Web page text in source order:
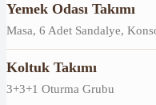
Yemek Odası Takımı
Masa, 6 Adet Sandalye,
Koltuk Takımı
3+3+1 Oturma Grubu